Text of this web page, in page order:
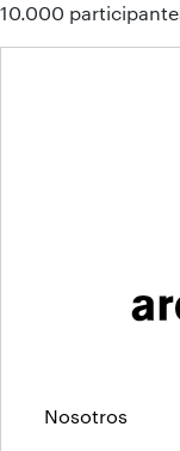
10.000
Nosotros